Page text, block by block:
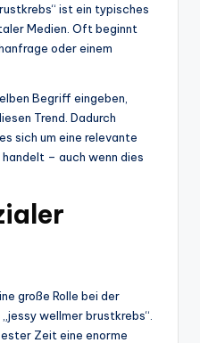
ist ein typisches
Medien. Oft beginnt
oder einem
Begriff eingeben,
Trend. Dadurch
sich um eine relevante
– auch wenn dies
große Rolle bei der
wellmer brustkrebs“.
Zeit eine enorme